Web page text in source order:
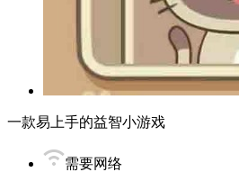
一款易上手的益智小游戏
需要网络